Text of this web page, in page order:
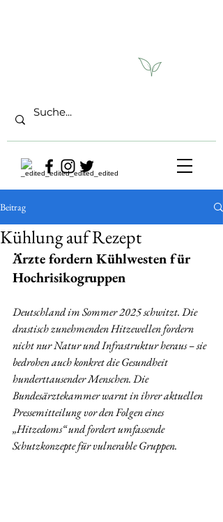
Beitrag
Kühlung auf Rezept
Ärzte fordern Kühlwesten für
Hochrisikogruppen
Deutschland im Sommer 2025 schwitzt. Die
drastisch zunehmenden Hitzewellen fordern
nicht nur Natur und Infrastruktur heraus – sie
bedrohen auch konkret die Gesundheit
hunderttausender Menschen. Die
Bundesärztekammer warnt in ihrer aktuellen
Pressemitteilung vor den Folgen eines
„Hitzedoms“ und fordert umfassende
Schutzkonzepte für vulnerable Gruppen.